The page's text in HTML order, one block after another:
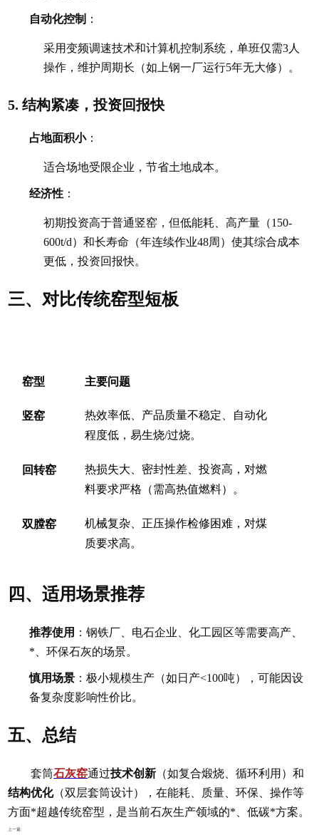
自动化控制 ：
采用变频调速技术和计算机控制系统，单班仅需3人
操作，维护周期长（如上钢一厂运行5年无大修）。
5.结构紧凑，投资回报快
占地面积小：
适合场地受限企业，节省土地成本。
经济性 ：
初期投资高于普通竖窑，但低能耗、高产量（150-
600t/d）和长寿命（年连续作业48周）使其综合成本
更低，投资回报快。
三、对比传统窑型短板
窑型 主要问题
竖窑
热效率低、产品质量不稳定、自动化
程度低，易生烧/过烧。
回转窑
热损失大、密封性差、投资高，对燃
料要求严格（需高热值燃料）。
双膛窑
机械复杂、正压操作检修困难，对煤
质要求高。
四、适用场景推荐
推荐使用 ：钢铁厂、电石企业、化工园区等需要高产、
*、环保石灰的场景。
慎用场景 ：极小规模生产（如日产<100吨），可能因设
备复杂度影响性价比。
五、总结
套筒石灰窑通过技术创新 （如复合煅烧、循环利用）和
结构优化（双层套筒设计），在能耗、质量、环保、操作等
方面*超越传统窑型，是当前石灰生产领域的*、低碳*方案。
上一篇: